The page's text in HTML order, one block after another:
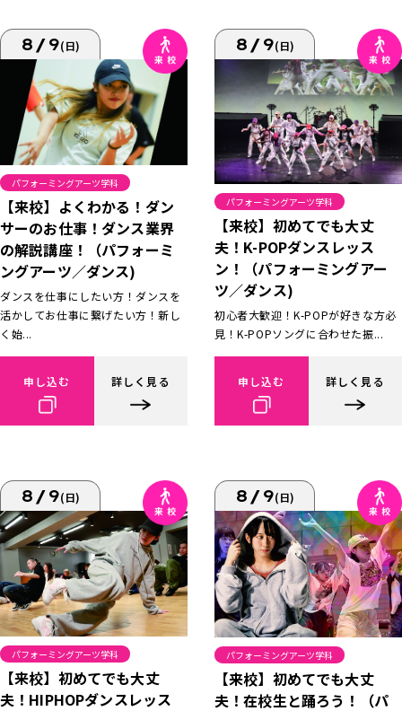
8/9(日)
パフォーミングアーツ学科
【来校】よくわかる！ダン
サーのお仕事！ダンス業界
の解説講座！（パフォーミ
ングアーツ／ダンス)
ダンスを仕事にしたい方！ダンスを
活かしてお仕事に繋げたい方！新し
く始...
申し込む 詳しく見る
8/9(日)
パフォーミングアーツ学科
【来校】初めてでも大丈
夫！K-POPダンスレッス
ン！（パフォーミングアー
ツ／ダンス)
初心者大歓迎！K-POPが好きな方必
見！K-POPソングに合わせた振...
申し込む 詳しく見る
8/9(日)
パフォーミングアーツ学科
【来校】初めてでも大丈
夫！HIPHOPダンスレッス
8/9(日)
パフォーミングアーツ学科
【来校】初めてでも大丈
夫！在校生と踊ろう！（パ